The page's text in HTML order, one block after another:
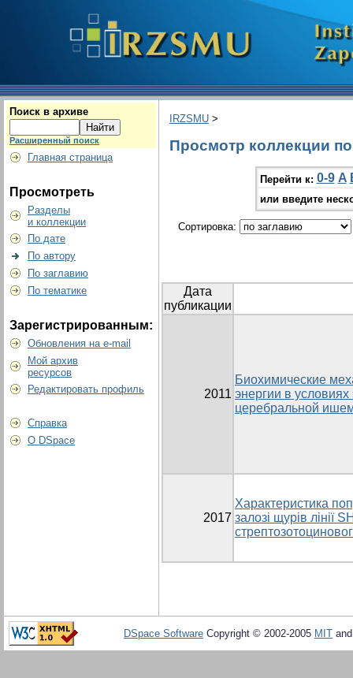
Поиск в архиве
Расширенный поиск
Главная страница
Просмотреть
Разделы
и коллекции
По дате
По автору
По заглавию
По тематике
Зарегистрированным:
Обновления на e-mail
Мой архив
ресурсов
Редактировать профиль
Справка
О DSpace
IRZSMU >
Просмотр коллекции
Перейти к: 0-9 A
или введите
Сортировка:
Дата
публикации
2011
Биохимические
энергии в
церебральной
2017
Характеристика
залозі щурів лінії
DSpace Software Copyright © 2002-2005 MIT